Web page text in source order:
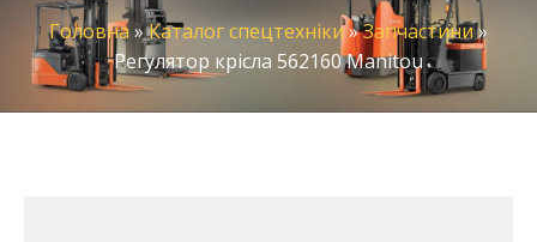
Головна»Каталог спецтехніки»Запчастини»
Регулятор крісла 562160 Manitou